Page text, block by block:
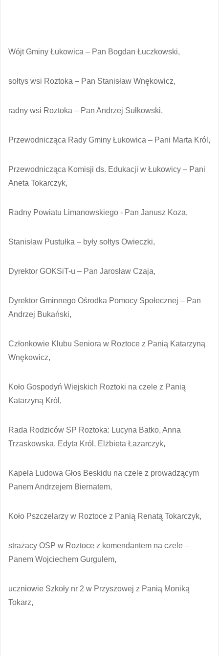
Wójt Gminy Łukowica – Pan Bogdan Łuczkowski,
sołtys wsi Roztoka – Pan Stanisław Wnękowicz,
radny wsi Roztoka – Pan Andrzej Sułkowski,
Przewodnicząca Rady Gminy Łukowica – Pani Marta Król,
Przewodnicząca Komisji ds. Edukacji w Łukowicy – Pani
Aneta Tokarczyk,
Radny Powiatu Limanowskiego - Pan Janusz Koza,
Stanisław Pustułka – były sołtys Owieczki,
Dyrektor GOKSiT-u – Pan Jarosław Czaja,
Dyrektor Gminnego Ośrodka Pomocy Społecznej – Pan
Andrzej Bukański,
Członkowie Klubu Seniora w Roztoce z Panią Katarzyną
Wnękowicz,
Koło Gospodyń Wiejskich Roztoki na czele z Panią
Katarzyną Król,
Rada Rodziców SP Roztoka: Lucyna Batko, Anna
Trzaskowska, Edyta Król, Elżbieta Łazarczyk,
Kapela Ludowa Głos Beskidu na czele z prowadzącym
Panem Andrzejem Biernatem,
Koło Pszczelarzy w Roztoce z Panią Renatą Tokarczyk,
strażacy OSP w Roztoce z komendantem na czele –
Panem Wojciechem Gurgulem,
uczniowie Szkoły nr 2 w Przyszowej z Panią Moniką
Tokarz,